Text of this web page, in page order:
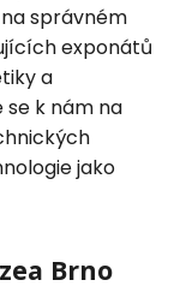
správném
exponátů
a
k nám na
jako
Brno